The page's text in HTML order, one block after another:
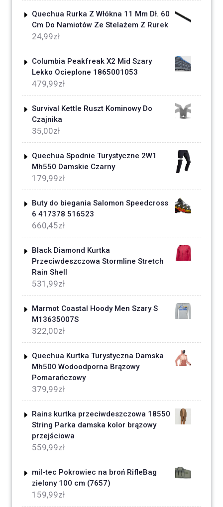
Quechua Rurka Z Włókna 11 Mm Dł. 60
Cm Do Namiotów Ze Stelażem Z Rurek
24,99zł
Columbia Peakfreak X2 Mid Szary
Lekko Ocieplone 1865001053
479,99zł
Survival Kettle Ruszt Kominowy Do
Czajnika
35,00zł
Quechua Spodnie Turystyczne 2W1
Mh550 Damskie Czarny
179,99zł
Buty do biegania Salomon Speedcross
6 417378 516523
660,45zł
Black Diamond Kurtka
Przeciwdeszczowa Stormline Stretch
Rain Shell
531,99zł
Marmot Coastal Hoody Men Szary S
M13635007S
322,00zł
Quechua Kurtka Turystyczna Damska
Mh500 Wodoodporna Brązowy
Pomarańczowy
379,99zł
Rains kurtka przeciwdeszczowa 18550
String Parka damska kolor brązowy
przejściowa
559,99zł
mil-tec Pokrowiec na broń RifleBag
zielony 100 cm (7657)
159,99zł